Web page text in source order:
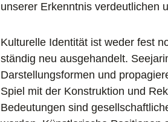
unserer Erkenntnis verdeutlichen
Kulturelle Identität ist weder fest
ständig neu ausgehandelt.
Darstellungsformen und
Spiel mit der Konstruktion und
Bedeutungen sind